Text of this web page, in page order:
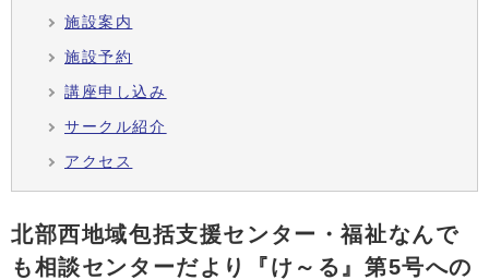
施設案内
施設予約
講座申し込み
サークル紹介
アクセス
北部西地域包括支援センター・福祉なんで
も相談センターだより『け～る』第5号への